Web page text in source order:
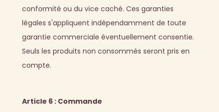
conformité ou du vice caché. Ces garanties
légales s'appliquent indépendamment de toute
garantie commerciale éventuellement consentie.
Seuls les produits non consommés seront pris en
compte.
Article 6 : Commande